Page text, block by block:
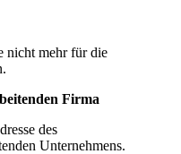
nicht mehr für die
Firma
des
Unternehmens.